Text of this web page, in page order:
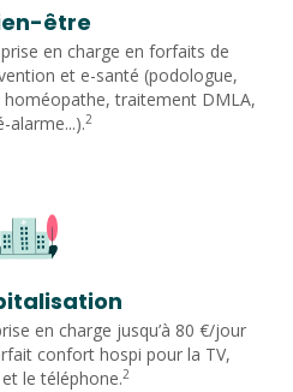
être
en charge en forfaits de
et e-santé (podologue,
traitement DMLA,
alarme...).2
en charge jusqu’à 80 €/jour
confort hospi pour la TV,
le téléphone.2